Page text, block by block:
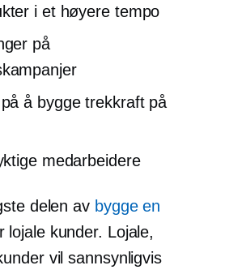
i et høyere tempo
på
å bygge trekkraft på
medarbeidere
delen av bygge en
lojale kunder. Lojale,
vil sannsynligvis